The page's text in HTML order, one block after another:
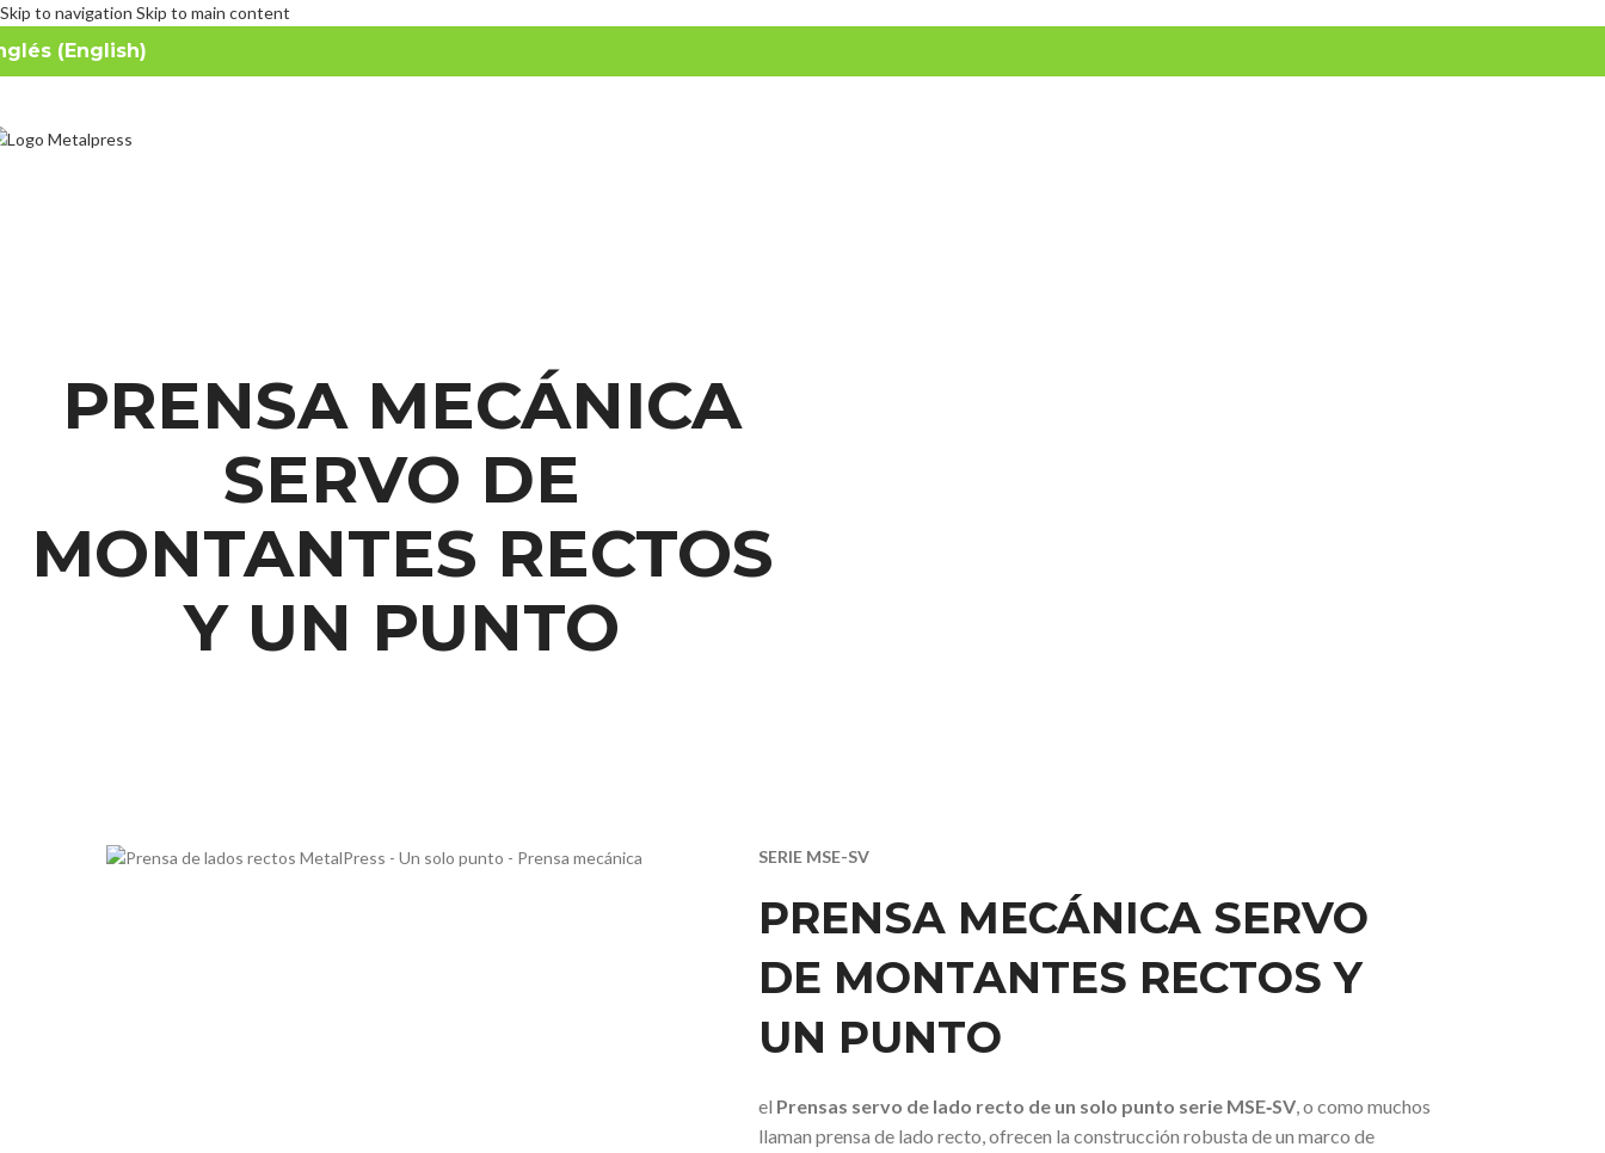
Skip to navigation Skip to main content
(English)
PRENSA MECÁNICA
SERVO DE
MONTANTES RECTOS
Y UN PUNTO
SERIE MSE-SV
PRENSA MECÁNICA SERVO
DE MONTANTES RECTOS Y
UN PUNTO
el Prensas servo de lado recto de un solo punto serie MSE‑SV, o como muchos
llaman prensa de lado recto, ofrecen la construcción robusta de un marco de